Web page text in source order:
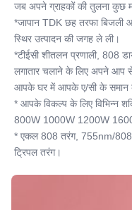
जब अपने ग्राहकों की तुलना कुछ
*जापान TDK छह तरफा बिजली
स्थिर उत्पादन की जगह ले ली।
*टीईसी शीतलन प्रणाली, 808
लगातार चलाने के लिए अपने आप
आपके घर में आपके ए/सी के समान
* आपके विकल्प के लिए विभिन्न
800W 1000W 1200W
* एकल 808 तरंग, 755nm/
ट्रिपल तरंग।